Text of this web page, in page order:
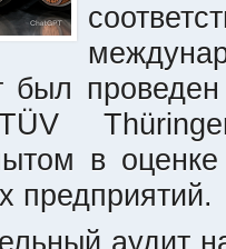
был
TÜV
в
предприятий.
аудит